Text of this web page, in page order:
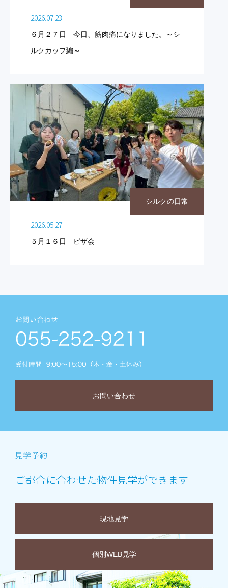
2026.07.23
６月２７日 今日、筋肉痛になりました。～シ
ルクカップ編～
シルクの日常
2026.05.27
５月１６日 ピザ会
お問い合わせ
ご都合に合わせた物件見学ができます
現地見学
個別WEB見学